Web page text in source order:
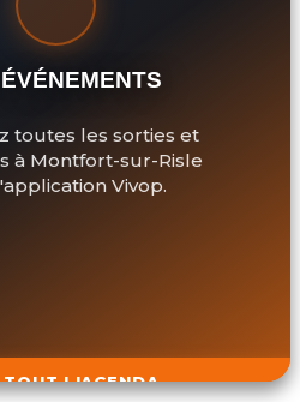
toutes les sorties et
à Montfort-sur-Risle
Vivop.
TOUT L'AGENDA